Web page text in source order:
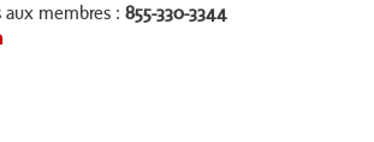
aux membres : 855-330-3344